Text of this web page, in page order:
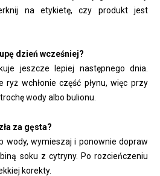
na etykietę, czy produkt jest
dzień wcześniej?
jeszcze lepiej następnego dnia.
ryż wchłonie część płynu, więc przy
wody albo bulionu.
za gęsta?
wody, wymieszaj i ponownie dopraw
soku z cytryny. Po rozcieńczeniu
korekty.